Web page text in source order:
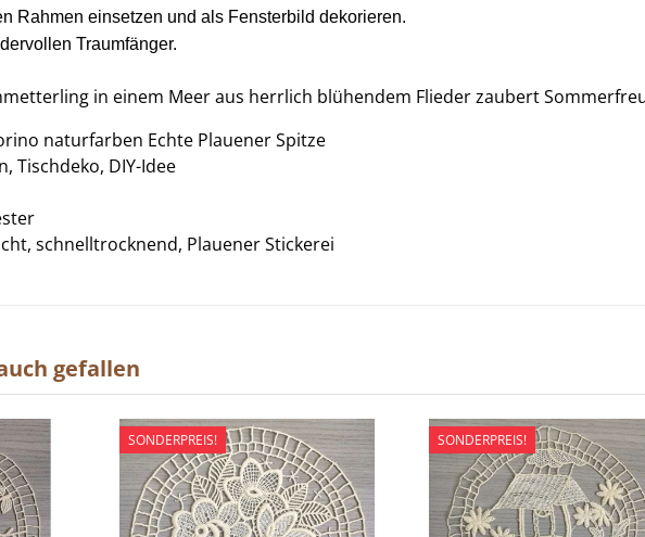
Rahmen einsetzen und als Fensterbild dekorieren.
Traumfänger.
in einem Meer aus herrlich blühendem Flieder zaubert
naturfarben Echte Plauener Spitze
Tischdeko, DIY-Idee
schnelltrocknend, Plauener Stickerei
gefallen
SONDERPREIS! SONDERPREIS!